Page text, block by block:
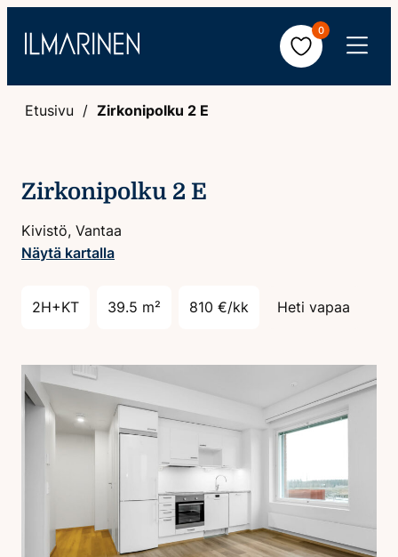
sisältöön
0
Avaa
valikko
Etusivu Zirkonipolku 2 E
Zirkonipolku 2 E
Kivistö, Vantaa
Näytä kartalla
2H+KT 39.5 m² 810 €/kk Heti vapaa